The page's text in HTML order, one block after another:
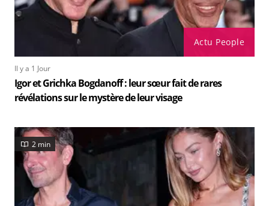
Actu People
Il y a 1 Jour
Igor et Grichka Bogdanoff : leur sœur fait de rares
révélations sur le mystère de leur visage
2 min